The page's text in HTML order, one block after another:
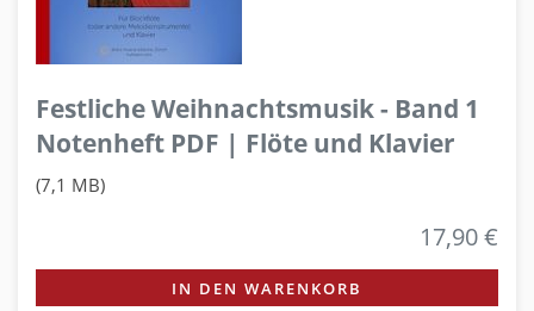
Festliche Weihnachtsmusik - Band 1
Notenheft PDF | Flöte und Klavier
(7,1 MB)
17,90 €
IN DEN WARENKORB